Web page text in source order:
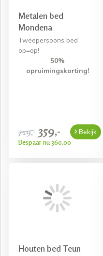
Metalen bed
Mondena
Tweepersoons bed
op=op!
50%
opruimingskorting!
719,- 359,-
Bespaar nu 360,00
Bekijk
Houten bed Teun